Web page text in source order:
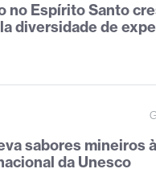
no Espírito Santo
diversidade de
sabores mineiros
da Unesco